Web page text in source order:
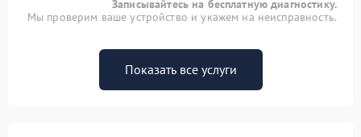
Записывайтесь на бесплатную диагностику.
Мы проверим ваше устройство и укажем на неисправность.
Показать все услуги